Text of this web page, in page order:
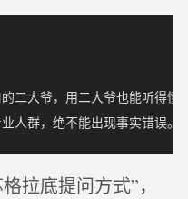
二大爷，用二大爷也能听得懂
拉底提问方式”，